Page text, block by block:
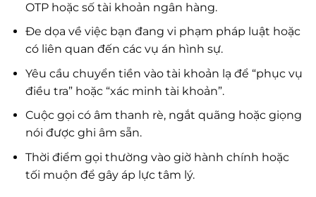
OTP hoặc số tài khoản ngân hàng.
Đe dọa về việc bạn đang vi phạm pháp luật hoặc
có liên quan đến các vụ án hình sự.
Yêu cầu chuyển tiền vào tài khoản lạ để “phục vụ
điều tra” hoặc “xác minh tài khoản”.
Cuộc gọi có âm thanh rè, ngắt quãng hoặc giọng
nói được ghi âm sẵn.
Thời điểm gọi thường vào giờ hành chính hoặc
tối muộn để gây áp lực tâm lý.